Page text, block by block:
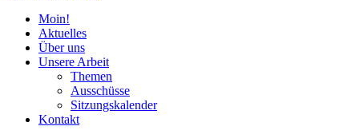
Moin!
Aktuelles
Über uns
Unsere Arbeit
Themen
Ausschüsse
Sitzungskalender
Kontakt